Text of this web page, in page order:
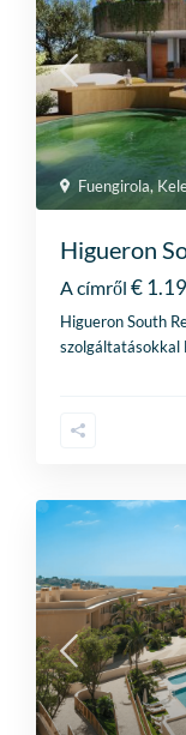
Fuengirola,
Higueron
A címről €
Higueron South
szolgáltatásokkal